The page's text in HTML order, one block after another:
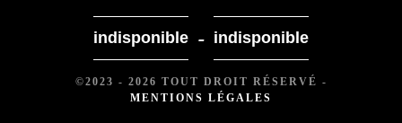
indisponible - indisponible
©2023 - 2026 TOUT DROIT RÉSERVÉ -
MENTIONS LÉGALES